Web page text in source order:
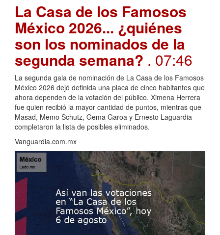
La Casa de los Famosos
México 2026... ¿quiénes
son los nominados de la
segunda semana? . 07:46
La segunda gala de nominación de La Casa de los Famosos
México 2026 dejó definida una placa de cinco habitantes que
ahora dependen de la votación del público. Ximena Herrera
fue quien recibió la mayor cantidad de puntos, mientras que
Masad, Memo Schutz, Gema Garoa y Ernesto Laguardia
completaron la lista de posibles eliminados.
Vanguardia.com.mx